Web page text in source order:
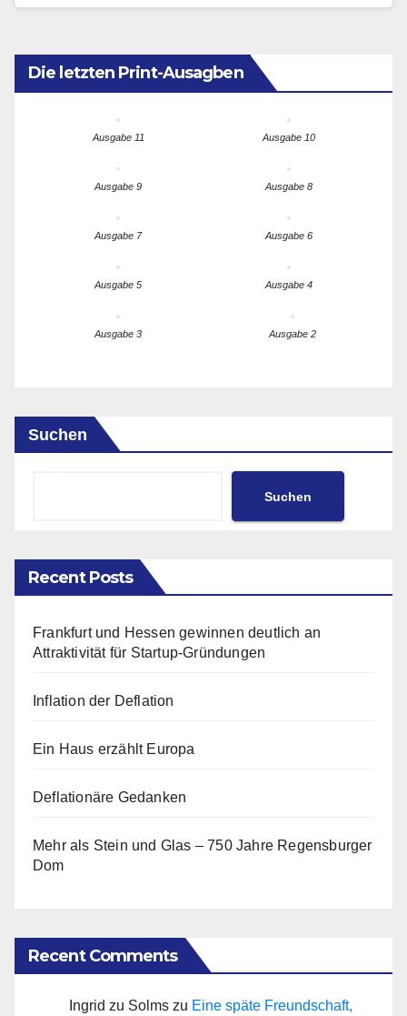
Die letzten Print-Ausagben
Ausgabe 11 Ausgabe 10
Ausgabe 9 Ausgabe 8
Ausgabe 7 Ausgabe 6
Ausgabe 5 Ausgabe 4
Ausgabe 3 Ausgabe 2
Suchen
Suchen
Recent Posts
Frankfurt und Hessen gewinnen deutlich an
Attraktivität für Startup-Gründungen
Inflation der Deflation
Ein Haus erzählt Europa
Deflationäre Gedanken
Mehr als Stein und Glas – 750 Jahre Regensburger
Dom
Recent Comments
Ingrid zu Solms zu Eine späte Freundschaft,